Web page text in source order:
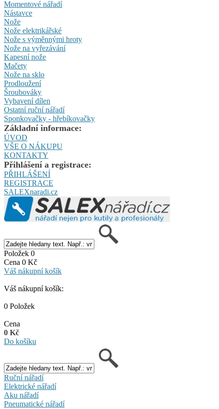
Momentové nářadí
Nástavce
Nože
Nože elektrikářské
Nože s výměnnými hroty
Nože na vyřezávání
Kapesní nože
Mačety
Nože na sklo
Prodloužení
Šroubováky
Vybavení dílen
Ostatní ruční nářadí
Sponkovačky - hřebíkovačky
Základní informace:
ÚVOD
VŠE O NÁKUPU
KONTAKTY
Přihlášení a registrace:
PŘIHLÁŠENÍ
REGISTRACE
SALEXnaradi.cz
Položek 0
Cena 0 Kč
Váš nákupní košík
Váš nákupní košík:
0 Položek
Cena
0 Kč
Do košíku
Ruční nářadí
Elektrické nářadí
Aku nářadí
Pneumatické nářadí